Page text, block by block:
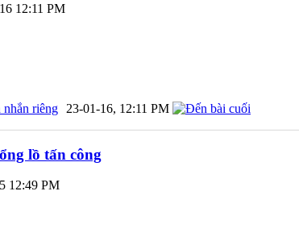
12:11 PM
nhắn riêng 23-01-16, 12:11 PM
lồ tấn công
12:49 PM